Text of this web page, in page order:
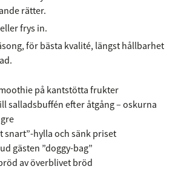
rätter.
frys in.
för bästa kvalité, längst hållbarhet
på kantstötta frukter
salladsbuffén efter åtgång – oskurna
snart”-hylla och sänk priset
gästen ”doggy-bag”
av överblivet bröd